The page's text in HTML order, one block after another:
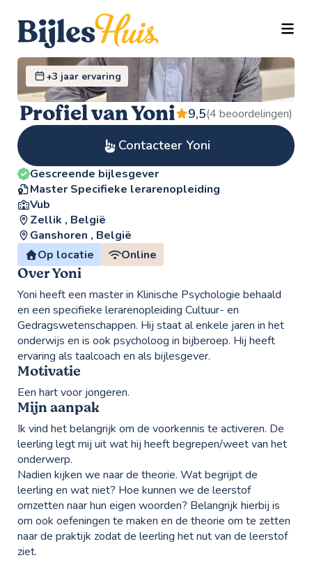
+3 jaar ervaring
Profiel van Yoni 9,5(4 beoordelingen)
Contacteer Yoni
Gescreende bijlesgever
Master Specifieke lerarenopleiding
Vub
Zellik , België
Ganshoren , België
Op locatie
Online
Over Yoni
Yoni heeft een master in Klinische Psychologie behaald
en een specifieke lerarenopleiding Cultuur- en
Gedragswetenschappen. Hij staat al enkele jaren in het
onderwijs en is ook psycholoog in bijberoep. Hij heeft
ervaring als taalcoach en als bijlesgever.
Motivatie
Een hart voor jongeren.
Mijn aanpak
Ik vind het belangrijk om de voorkennis te activeren. De
leerling legt mij uit wat hij heeft begrepen/weet van het
onderwerp.
Nadien kijken we naar de theorie. Wat begrijpt de
leerling en wat niet? Hoe kunnen we de leerstof
omzetten naar hun eigen woorden? Belangrijk hierbij is
om ook oefeningen te maken en de theorie om te zetten
naar de praktijk zodat de leerling het nut van de leerstof
ziet.